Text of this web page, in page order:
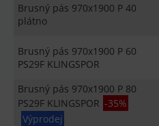
Brusný pás 970x1900 P 40
plátno
Brusný pás 970x1900 P 60
PS29F KLINGSPOR
Brusný pás 970x1900 P 80
PS29F KLINGSPOR -35%
Výprodej